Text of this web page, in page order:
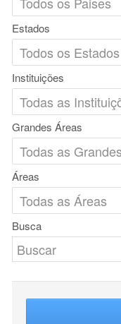
Estados
Instituições
Grandes Áreas
Áreas
Busca